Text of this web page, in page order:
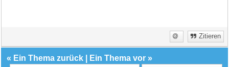
Zitieren
« Ein Thema zurück Ein Thema vor »